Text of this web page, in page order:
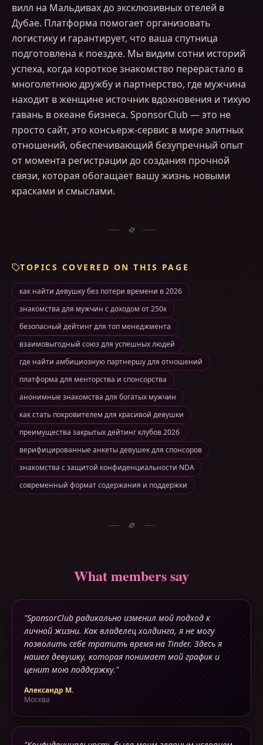
вилл на Мальдивах до эксклюзивных отелей в
Дубае. Платформа помогает организовать
логистику и гарантирует, что ваша спутница
подготовлена к поездке. Мы видим сотни историй
успеха, когда короткое знакомство перерастало в
многолетнюю дружбу и партнерство, где мужчина
находит в женщине источник вдохновения и тихую
гавань в океане бизнеса. SponsorClub — это не
просто сайт, это консьерж-сервис в мире элитных
отношений, обеспечивающий безупречный опыт
от момента регистрации до создания прочной
связи, которая обогащает вашу жизнь новыми
красками и смыслами.
TOPICS COVERED ON THIS PAGE
как найти девушку без потери времени в 2026
знакомства для мужчин с доходом от 250к
безопасный дейтинг для топ менеджмента
взаимовыгодный союз для успешных людей
где найти амбициозную партнершу для отношений
платформа для менторства и спонсорства
анонимные знакомства для богатых мужчин
как стать покровителем для красивой девушки
преимущества закрытых дейтинг клубов 2026
верифицированные анкеты девушек для спонсоров
знакомства с защитой конфиденциальности NDA
современный формат содержания и поддержки
What members say
"SponsorClub радикально изменил мой подход к
личной жизни. Как владелец холдинга, я не могу
позволить себе тратить время на Tinder. Здесь я
нашел девушку, которая понимает мой график и
ценит мою поддержку."
Александр М.
Москва